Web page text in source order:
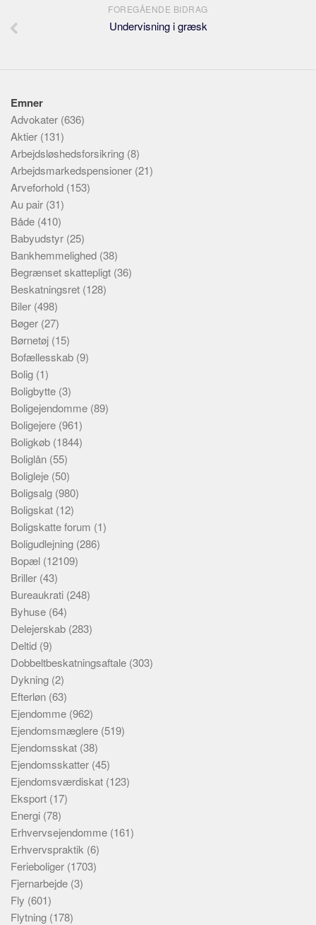
FOREGÅENDE BIDRAG
Undervisning i græsk
Emner
Advokater (636)
Aktier (131)
Arbejdsløshedsforsikring (8)
Arbejdsmarkedspensioner (21)
Arveforhold (153)
Au pair (31)
Både (410)
Babyudstyr (25)
Bankhemmelighed (38)
Begrænset skattepligt (36)
Beskatningsret (128)
Biler (498)
Bøger (27)
Børnetøj (15)
Bofællesskab (9)
Bolig (1)
Boligbytte (3)
Boligejendomme (89)
Boligejere (961)
Boligkøb (1844)
Boliglån (55)
Boligleje (50)
Boligsalg (980)
Boligskat (12)
Boligskatte forum (1)
Boligudlejning (286)
Bopæl (12109)
Briller (43)
Bureaukrati (248)
Byhuse (64)
Delejerskab (283)
Deltid (9)
Dobbeltbeskatningsaftale (303)
Dykning (2)
Efterløn (63)
Ejendomme (962)
Ejendomsmæglere (519)
Ejendomsskat (38)
Ejendomsskatter (45)
Ejendomsværdiskat (123)
Eksport (17)
Energi (78)
Erhvervsejendomme (161)
Erhvervspraktik (6)
Ferieboliger (1703)
Fjernarbejde (3)
Fly (601)
Flytning (178)